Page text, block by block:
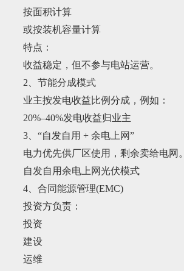
按面积计算
或按装机容量计算
特点：
收益稳定，但不参与电站运营。
2、节能分成模式
业主按发电收益比例分成，例如：
20%–40%发电收益归业主
3、“自发自用 + 余电上网”
电力优先供厂区使用，剩余卖给电网。
自发自用余电上网光伏模式
4、合同能源管理(EMC)
投资方负责：
投资
建设
运维